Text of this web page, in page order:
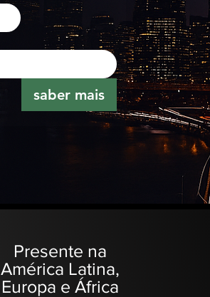
saber mais
Presente na
América Latina,
Europa e África